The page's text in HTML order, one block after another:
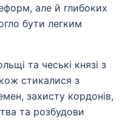
але й глибоких
бути легким
та чеські князі з
стикалися з
захисту кордонів,
та розбудови